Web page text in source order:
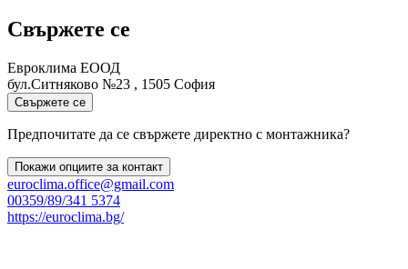
Свържете се
Евроклима ЕООД
бул.Ситняково №23 , 1505 София
Свържете се
Предпочитате да се свържете директно с монтажника?
Покажи опциите за контакт
euroclima.office@gmail.com
00359/89/341 5374
https://euroclima.bg/